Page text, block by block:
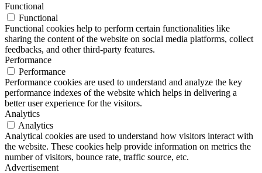
Functional
Functional
Functional cookies help to perform certain functionalities like
sharing the content of the website on social media platforms, collect
feedbacks, and other third-party features.
Performance
Performance
Performance cookies are used to understand and analyze the key
performance indexes of the website which helps in delivering a
better user experience for the visitors.
Analytics
Analytics
Analytical cookies are used to understand how visitors interact with
the website. These cookies help provide information on metrics the
number of visitors, bounce rate, traffic source, etc.
Advertisement